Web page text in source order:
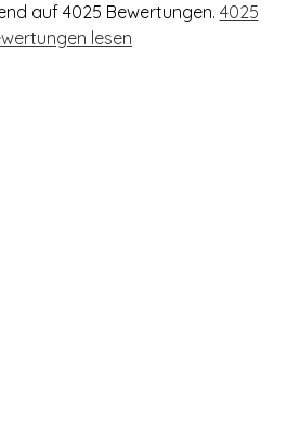
auf 4025 Bewertungen. 4025
lesen